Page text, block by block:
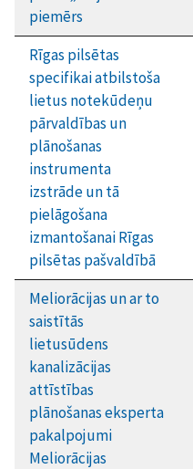
piemērs
Rīgas pilsētas
specifikai atbilstoša
lietus notekūdeņu
pārvaldības un
plānošanas
instrumenta
izstrāde un tā
pielāgošana
izmantošanai Rīgas
pilsētas pašvaldībā
Meliorācijas un ar to
saistītās
lietusūdens
kanalizācijas
attīstības
plānošanas eksperta
pakalpojumi
Meliorācijas